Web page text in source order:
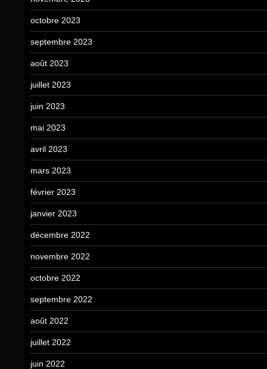
octobre 2023
septembre 2023
août 2023
juillet 2023
juin 2023
mai 2023
avril 2023
mars 2023
février 2023
janvier 2023
décembre 2022
novembre 2022
octobre 2022
septembre 2022
août 2022
juillet 2022
juin 2022